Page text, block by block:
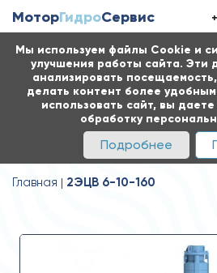
Мы используем файлы Cookie и
улучшения работы сайта. Эти
анализировать
делать контент более
использовать сайт, вы
обработку
Подробнее
МоторГидроСервис
Главная 2ЭЦВ 6-10-160